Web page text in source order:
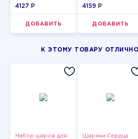
4127 P
ДОБАВИТЬ
мужчин-9
4159 P
ДОБАВИТЬ
К ЭТОМУ ТОВАРУ
Набор шаров для
Шарики Сердца